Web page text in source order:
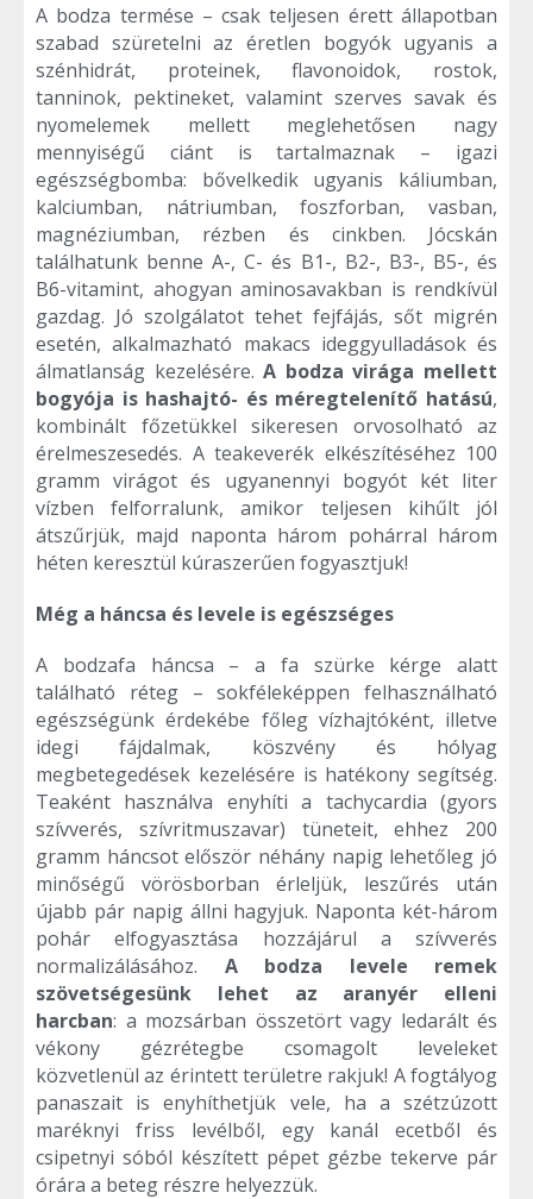
A bodza termése – csak teljesen érett állapotban
szabad szüretelni az éretlen bogyók ugyanis a
szénhidrát, proteinek, flavonoidok, rostok,
tanninok, pektineket, valamint szerves savak és
nyomelemek mellett meglehetősen nagy
mennyiségű ciánt is tartalmaznak – igazi
egészségbomba: bővelkedik ugyanis káliumban,
kalciumban, nátriumban, foszforban, vasban,
magnéziumban, rézben és cinkben. Jócskán
találhatunk benne A-, C- és B1-, B2-, B3-, B5-, és
B6-vitamint, ahogyan aminosavakban is rendkívül
gazdag. Jó szolgálatot tehet fejfájás, sőt migrén
esetén, alkalmazható makacs ideggyulladások és
álmatlanság kezelésére.A bodza virága mellett
bogyója is hashajtó- és méregtelenítő hatású,
kombinált főzetükkel sikeresen orvosolható az
érelmeszesedés. A teakeverék elkészítéséhez 100
gramm virágot és ugyanennyi bogyót két liter
vízben felforralunk, amikor teljesen kihűlt jól
átszűrjük, majd naponta három pohárral három
héten keresztül kúraszerűen fogyasztjuk!
Még a háncsa és levele is egészséges
A bodzafa háncsa – a fa szürke kérge alatt
található réteg – sokféleképpen felhasználható
egészségünk érdekébe főleg vízhajtóként, illetve
idegi fájdalmak, köszvény és hólyag
megbetegedések kezelésére is hatékony segítség.
Teaként használva enyhíti a tachycardia (gyors
szívverés, szívritmuszavar) tüneteit, ehhez 200
gramm háncsot először néhány napig lehetőleg jó
minőségű vörösborban érleljük, leszűrés után
újabb pár napig állni hagyjuk. Naponta két-három
pohár elfogyasztása hozzájárul a szívverés
normalizálásához. A bodza levele remek
szövetségesünk lehet az aranyér elleni
harcban: a mozsárban összetört vagy ledarált és
vékony gézrétegbe csomagolt leveleket
közvetlenül az érintett területre rakjuk! A fogtályog
panaszait is enyhíthetjük vele, ha a szétzúzott
maréknyi friss levélből, egy kanál ecetből és
csipetnyi sóból készített pépet gézbe tekerve pár
órára a beteg részre helyezzük.